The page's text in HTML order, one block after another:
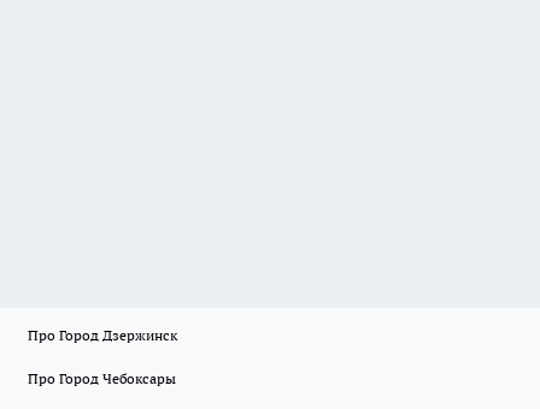
Про Город Дзержинск
Про Город Чебоксары